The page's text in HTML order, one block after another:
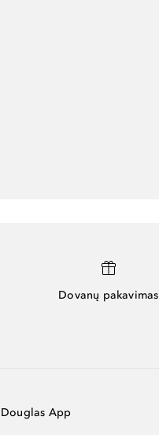
Dovanų pakavimas
Douglas App